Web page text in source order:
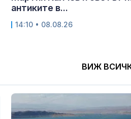
антиките в...
14:10 • 08.08.26
ВИЖ